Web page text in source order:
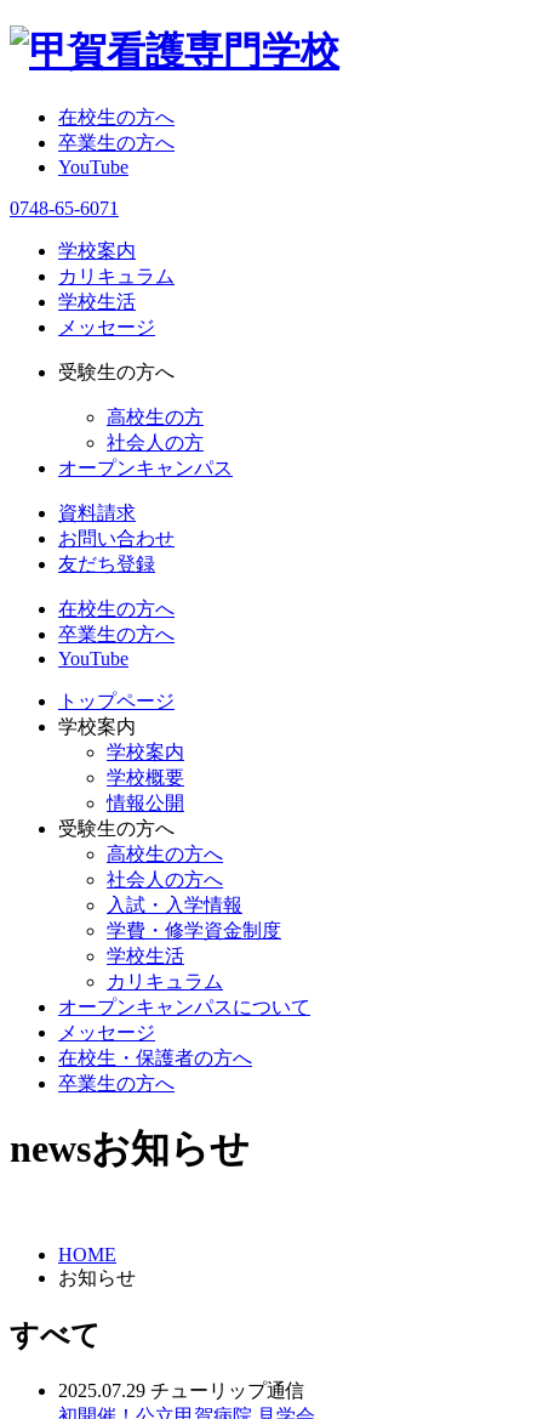
在校生の方へ
卒業生の方へ
YouTube
0748-65-6071
学校案内
カリキュラム
学校生活
メッセージ
受験生の方へ
高校生の方
社会人の方
オープンキャンパス
資料請求
お問い合わせ
友だち登録
在校生の方へ
卒業生の方へ
YouTube
トップページ
学校案内
学校案内
学校概要
情報公開
受験生の方へ
高校生の方へ
社会人の方へ
入試・入学情報
学費・修学資金制度
学校生活
カリキュラム
オープンキャンパスについて
メッセージ
在校生・保護者の方へ
卒業生の方へ
newsお知らせ
HOME
お知らせ
すべて
2025.07.29 チューリップ通信